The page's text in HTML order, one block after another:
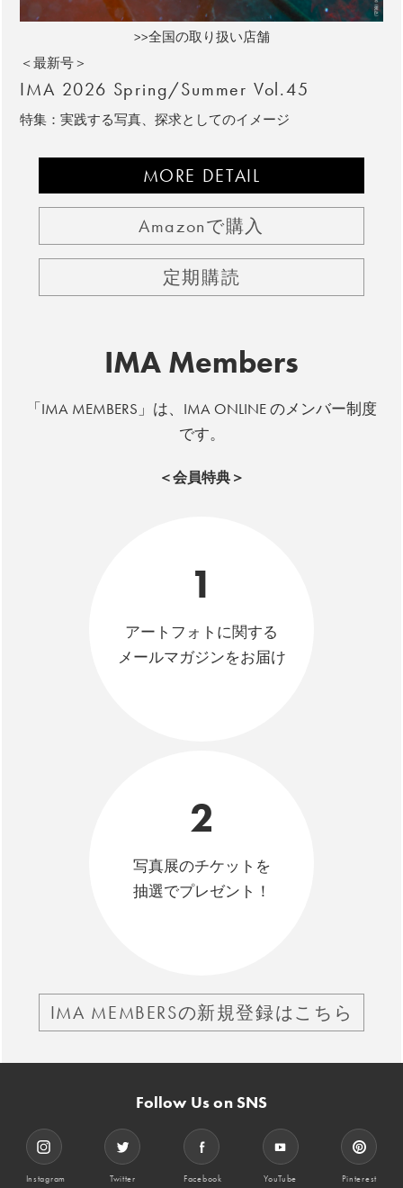
>>全国の取り扱い店舗
＜最新号＞
IMA 2026 Spring/Summer Vol.45
特集：実践する写真、探求としてのイメージ
MORE DETAIL
Amazonで購入
定期購読
IMA Members
「IMA MEMBERS」は、IMA ONLINE のメンバー制度
です。
＜会員特典＞
1
アートフォトに関する
メールマガジンをお届け
2
写真展のチケットを
抽選でプレゼント！
IMA MEMBERSの新規登録はこちら
Follow Us on SNS
Instagram Twitter Facebook YouTube Pinterest